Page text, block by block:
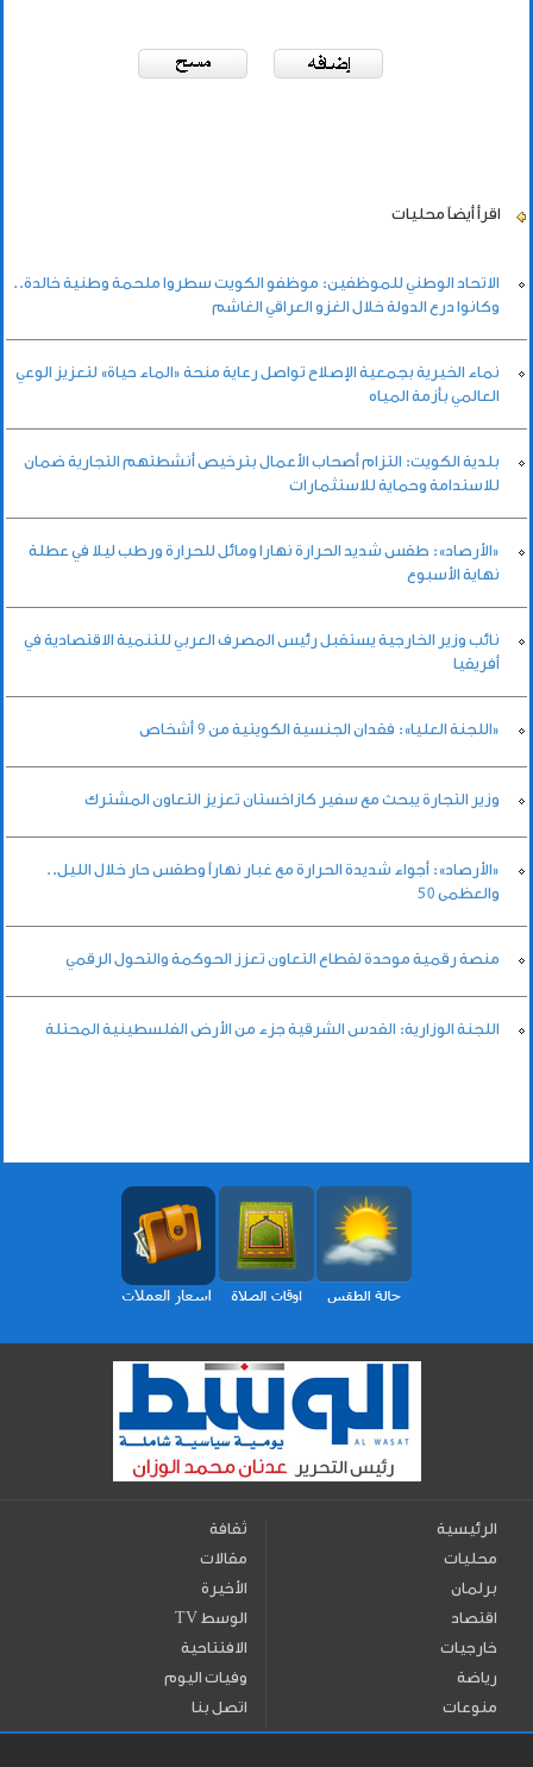
اقرأ أيضاً محليات
الاتحاد الوطني للموظفين: موظفو الكويت سطروا ملحمة وطنية خالدة..
وكانوا درع الدولة خلال الغزو العراقي الغاشم
نماء الخيرية بجمعية الإصلاح تواصل رعاية منحة «الماء حياة» لتعزيز الوعي
العالمي بأزمة المياه
بلدية الكويت: التزام أصحاب الأعمال بترخيص أنشطتهم التجارية ضمان
للاستدامة وحماية للاستثمارات
«الأرصاد»: طقس شديد الحرارة نهارا ومائل للحرارة ورطب ليلا في عطلة
نهاية الأسبوع
نائب وزير الخارجية يستقبل رئيس المصرف العربي للتنمية الاقتصادية في
أفريقيا
«اللجنة العليا»: فقدان الجنسية الكويتية من 9 أشخاص
وزير التجارة يبحث مع سفير كازاخستان تعزيز التعاون المشترك
«الأرصاد»: أجواء شديدة الحرارة مع غبار نهاراً وطقس حار خلال الليل..
والعظمى 50
منصة رقمية موحدة لقطاع التعاون تعزز الحوكمة والتحول الرقمي
اللجنة الوزارية: القدس الشرقية جزء من الأرض الفلسطينية المحتلة
الرئيسية
محليات
برلمان
اقتصاد
خارجيات
رياضة
منوعات
ثقافة
مقالات
الأخيرة
TV الوسط
الافتتاحية
وفيات اليوم
اتصل بنا